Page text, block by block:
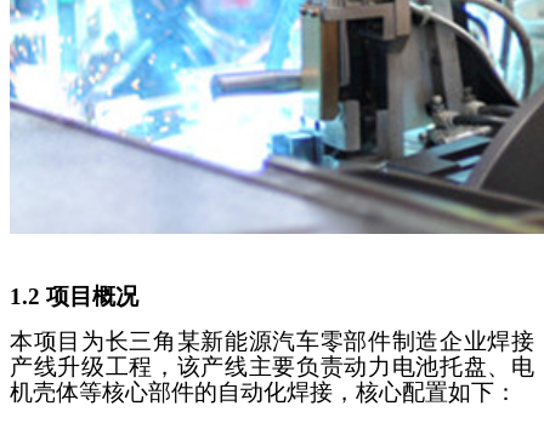
1.2 项目概况
本项目为长三角某新能源汽车零部件制造企业焊接
产线升级工程，该产线主要负责动力电池托盘、电
机壳体等核心部件的自动化焊接，核心配置如下：